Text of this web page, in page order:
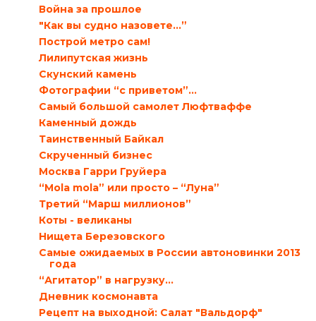
Война за прошлое
"Как вы судно назовете…”
Построй метро сам!
Лилипутская жизнь
Скунский камень
Фотографии “с приветом”…
Самый большой самолет Люфтваффе
Каменный дождь
Таинственный Байкал
Скрученный бизнес
Москва Гарри Груйера
“Mola mola” или просто – “Луна”
Третий “Марш миллионов”
Коты - великаны
Нищета Березовского
Самые ожидаемых в России автоновинки 2013
года
“Агитатор” в нагрузку…
Дневник космонавта
Рецепт на выходной: Салат "Вальдорф"